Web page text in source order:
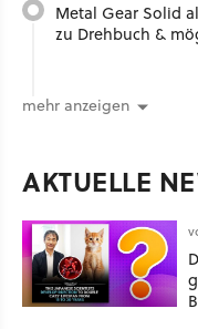
Metal Gear Solid
zu Drehbuch &
mehr anzeigen
AKTUELLE